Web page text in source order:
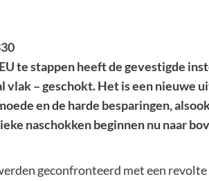
te stappen heeft de gevestigde
– geschokt. Het is een nieuwe
en de harde besparingen,
naschokken beginnen nu naar
geconfronteerd met een